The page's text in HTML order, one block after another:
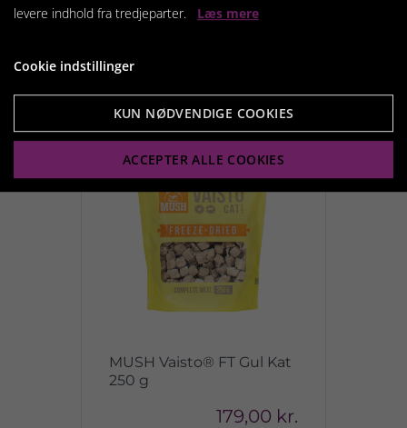
MUSH Vaisto® FT Gul Kat
250 g
179,00 kr.
levere indhold fra tredjeparter. Læs mere
Cookie indstillinger
KUN NØDVENDIGE COOKIES
ACCEPTER ALLE COOKIES